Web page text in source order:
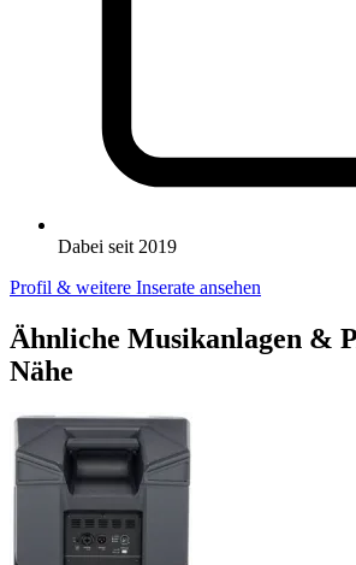
Dabei seit 2019
Profil & weitere Inserate ansehen
Ähnliche Musikanlagen &
Nähe